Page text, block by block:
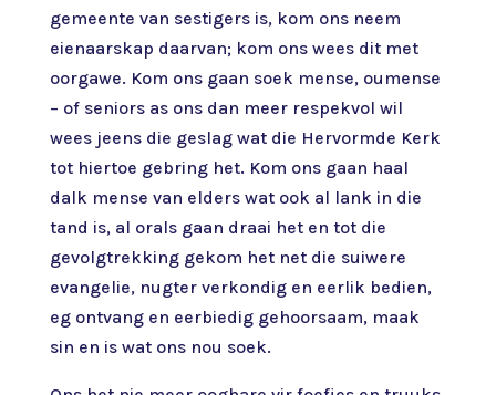
gemeente van sestigers is, kom ons neem
eienaarskap daarvan; kom ons wees dit met
oorgawe. Kom ons gaan soek mense, oumense
– of seniors as ons dan meer respekvol wil
wees jeens die geslag wat die Hervormde Kerk
tot hiertoe gebring het. Kom ons gaan haal
dalk mense van elders wat ook al lank in die
tand is, al orals gaan draai het en tot die
gevolgtrekking gekom het net die suiwere
evangelie, nugter verkondig en eerlik bedien,
eg ontvang en eerbiedig gehoorsaam, maak
sin en is wat ons nou soek.